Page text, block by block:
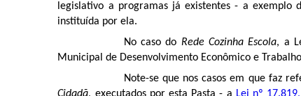
legislativo a programas já existentes - a exemplo
instituída por ela.
No caso do Rede Cozinha Escola, a
Municipal de Desenvolvimento Econômico e
Note-se que nos casos em que faz